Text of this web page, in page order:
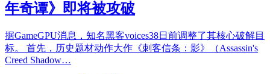
年奇谭》即将被攻破
据GameGPU消息，知名黑客voices38日前调整了其核心破解目
标。 首先，历史题材动作大作《刺客信条：影》（Assassin's
Creed Shadow…